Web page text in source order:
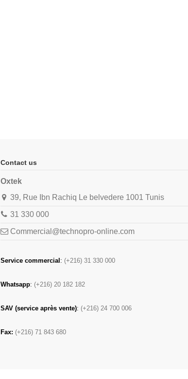
Contact us
Oxtek
39, Rue Ibn Rachiq Le belvedere 1001 Tunis
31 330 000
Commercial@technopro-online.com
Service commercial : (+216) 31 330 000
Whatsapp: (+216) 20 182 182
SAV (service après vente): (+216) 24 700 006
Fax: (+216) 71 843 680